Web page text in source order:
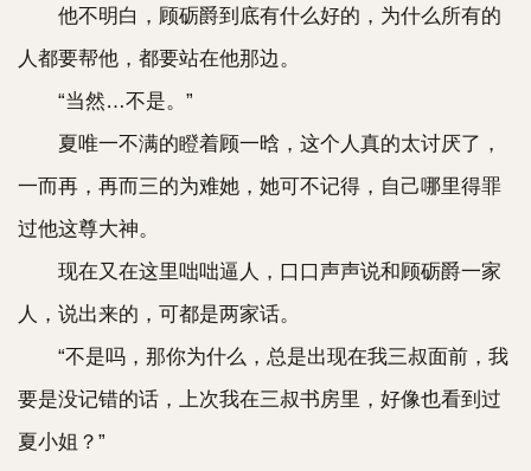
他不明白，顾砺爵到底有什么好的，为什么所有的
人都要帮他，都要站在他那边。
“当然…不是。”
夏唯一不满的瞪着顾一晗，这个人真的太讨厌了，
一而再，再而三的为难她，她可不记得，自己哪里得罪
过他这尊大神。
现在又在这里咄咄逼人，口口声声说和顾砺爵一家
人，说出来的，可都是两家话。
“不是吗，那你为什么，总是出现在我三叔面前，我
要是没记错的话，上次我在三叔书房里，好像也看到过
夏小姐？”